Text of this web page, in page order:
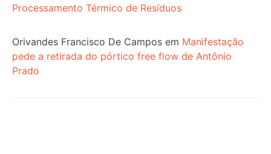
Processamento Térmico de Resíduos
Orivandes Francisco De Campos em Manifestação
pede a retirada do pórtico free flow de Antônio
Prado